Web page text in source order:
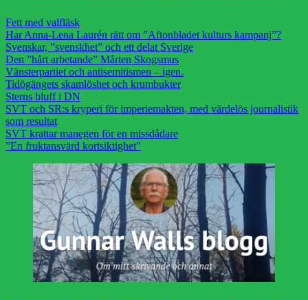
Fett med valfläsk
Har Anna-Lena Laurén rätt om ”Aftonbladet kulturs kampanj”?
Svenskar, ”svenskhet” och ett delat Sverige
Den ”hårt arbetande” Mårten Skogsmus
Vänsterpartiet och antisemitismen – igen.
Tidögängets skamlöshet och krumbukter
Sterns bluff i DN
SVT och SR:s kryperi för imperiemakten, med värdelös journalistik
som resultat
SVT krattar manegen för en missdådare
”En fruktansvärd kortsiktighet”